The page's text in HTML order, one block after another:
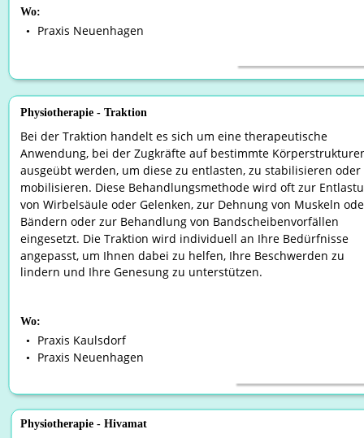
Wo:
•
Praxis Neuenhagen
Physiotherapie - Traktion
Bei der Traktion handelt es sich um eine therapeutische
Anwendung, bei der Zugkräfte auf bestimmte
ausgeübt werden, um diese zu entlasten, zu stabilisieren
mobilisieren. Diese Behandlungsmethode wird oft zur
von Wirbelsäule oder Gelenken, zur Dehnung von Muskeln
Bändern oder zur Behandlung von Bandscheibenvorfällen
eingesetzt. Die Traktion wird individuell an Ihre Bedürfnisse
angepasst, um Ihnen dabei zu helfen, Ihre Beschwerden zu
lindern und Ihre Genesung zu unterstützen.
Wo:
•
Praxis Kaulsdorf
• Praxis Neuenhagen
Physiotherapie - Hivamat